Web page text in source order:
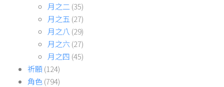
月之二 (35)
月之五 (27)
月之八 (29)
月之六 (27)
月之四 (45)
祈願(124)
角色(794)